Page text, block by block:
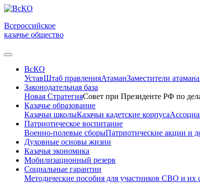
Всероссийское
казачье общество
ВсКО
УставШтаб правленияАтаманЗаместители атамана
Законодательная база
Новая СтратегияСовет при Президенте РФ по
Казачье образование
Казачьи школыКазачьи кадетские корпуса
Патриотическое воспитание
Военно-полевые сборыПатриотические акции и
Духовные основы жизни
Казачья экономика
Мобилизационный резерв
Социальные гарантии
Методические пособия для участников СВО и их